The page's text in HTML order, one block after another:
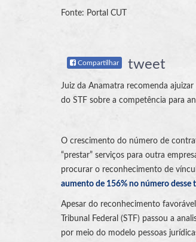
Fonte: Portal CUT
Compartilhar tweet
Juiz da Anamatra recomenda
do STF sobre a competência para
O crescimento do número de
“prestar” serviços para outra
procurar o reconhecimento de
aumento de 156% no número
Apesar do reconhecimento
Tribunal Federal (STF) passou a
por meio do modelo pessoas